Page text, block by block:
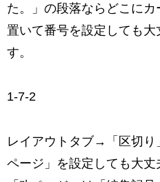
た。」の段落ならどこにカ
置いて番号を設定しても大
す。
1-7-2
レイアウトタブ→「区切
ページ」を設定しても大丈